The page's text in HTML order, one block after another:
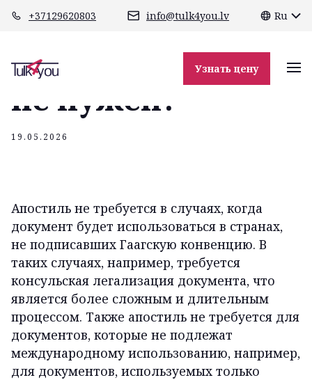
+37129620803 info@tulk4you.lv Ru
Узнать цену
class="header-margin " role="main"
Когда апостиль
не нужен?
19.05.2026
Апостиль не требуется в случаях, когда
документ будет использоваться в странах,
не подписавших Гаагскую конвенцию. В
таких случаях, например, требуется
консульская легализация документа, что
является более сложным и длительным
процессом. Также апостиль не требуется для
документов, которые не подлежат
международному использованию, например,
для документов, используемых только